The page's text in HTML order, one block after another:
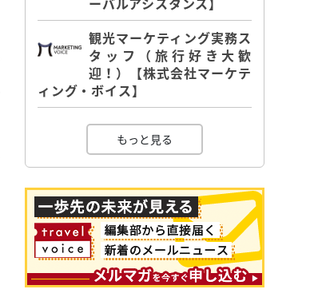
観光マーケティング実務ス
タッフ（旅行好き大歓
迎！）【株式会社マーケテ
ィング・ボイス】
もっと見る